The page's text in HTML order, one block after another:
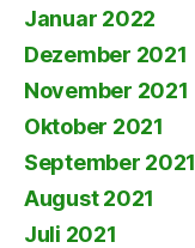
Januar 2022
Dezember 2021
November 2021
Oktober 2021
September 2021
August 2021
Juli 2021